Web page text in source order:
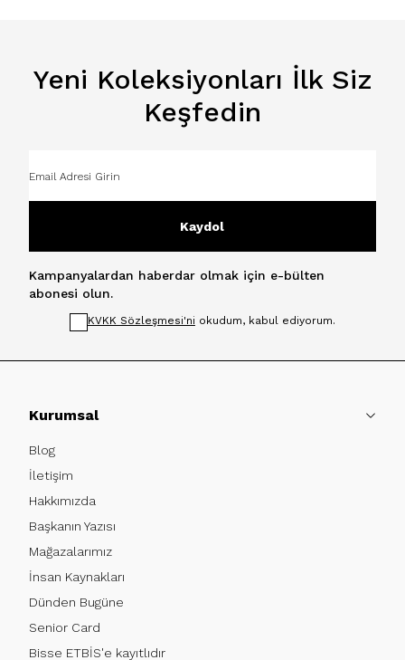
Yeni Koleksiyonları İlk Siz
Keşfedin
Kaydol
Kampanyalardan haberdar olmak için e-bülten
abonesi olun.
KVKK Sözleşmesi'ni okudum, kabul ediyorum.
Kurumsal
Blog
İletişim
Hakkımızda
Başkanın Yazısı
Mağazalarımız
İnsan Kaynakları
Dünden Bugüne
Senior Card
Bisse ETBİS'e kayıtlıdır